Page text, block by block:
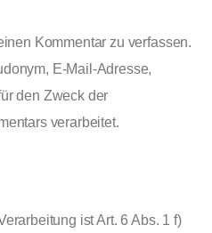
Kommentar zu verfassen.
E-Mail-Adresse,
den Zweck der
verarbeitet.
ist Art. 6 Abs. 1 f)